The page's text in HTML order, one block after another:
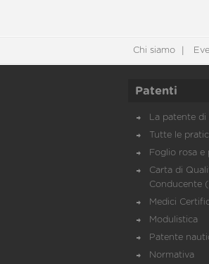
Chi siamo
Patenti
La patente di
Tutte le
Foglio rosa e
Carta di
Conducente
Medici
Modulistica
Patente
Normativa